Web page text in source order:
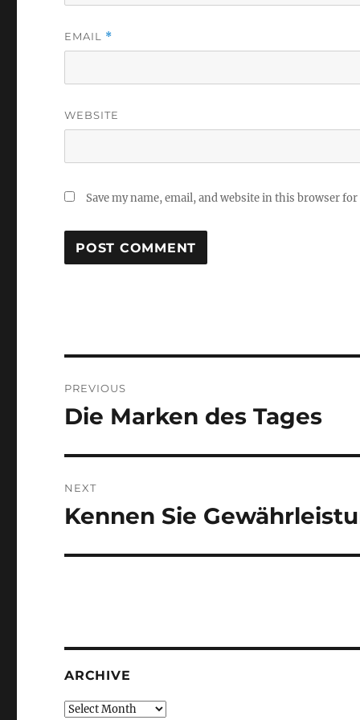
EMAIL *
WEBSITE
Save my name, email, and website in this browser
navigation
PREVIOUS
Previous
Die Marken des Tages
NEXT
Next
Kennen Sie
ARCHIVE
Archive